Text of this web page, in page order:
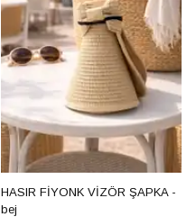
HASIR FİYONK VİZÖR ŞAPKA -
bej